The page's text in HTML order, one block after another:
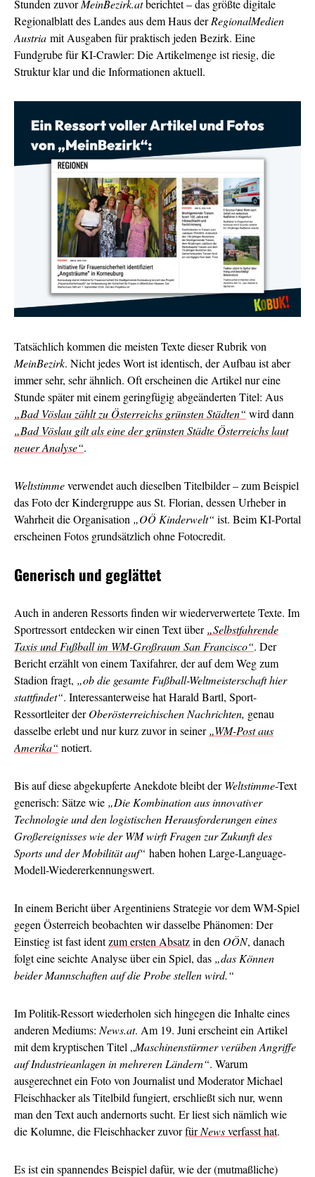
Stunden zuvorMeinBezirk.atberichtet – das größte digitale
Regionalblatt des Landes aus dem Haus derRegionalMedien
Austria mit Ausgaben für praktisch jeden Bezirk. Eine
Fundgrube für KI-Crawler: Die Artikelmenge ist riesig, die
Struktur klar und die Informationen aktuell.
Tatsächlich kommen die meisten Texte dieser Rubrik von
MeinBezirk. Nicht jedes Wort ist identisch, der Aufbau ist aber
immer sehr, sehr ähnlich. Oft erscheinen die Artikel nur eine
Stunde später mit einem geringfügig abgeänderten Titel: Aus
„Bad Vöslau zählt zu Österreichs grünsten Städten“ wird dann
„Bad Vöslau gilt als eine der grünsten Städte Österreichs laut
neuer Analyse“.
Weltstimmeverwendet auch dieselben Titelbilder – zum Beispiel
das Foto der Kindergruppe aus St. Florian, dessen Urheber in
Wahrheit die Organisation „OÖ Kinderwelt“ ist. Beim KI-Portal
erscheinen Fotos grundsätzlich ohne Fotocredit.
Generisch und geglättet
Auch in anderen Ressorts finden wir wiederverwertete Texte. Im
Sportressort entdecken wir einen Text über„Selbstfahrende
Taxis und Fußball im WM-Großraum San Francisco“. Der
Bericht erzählt von einem Taxifahrer, der auf dem Weg zum
Stadion fragt, „ob die gesamte Fußball-Weltmeisterschaft hier
stattfindet“. Interessanterweise hat Harald Bartl, Sport-
Ressortleiter derOberösterreichischen Nachrichten, genau
dasselbe erlebt und nur kurz zuvor in seiner„WM-Post aus
Amerika“ notiert.
Bis auf diese abgekupferte Anekdote bleibt derWeltstimme-Text
generisch: Sätze wie „Die Kombination aus innovativer
Technologie und den logistischen Herausforderungen eines
Großereignisses wie der WM wirft Fragen zur Zukunft des
Sports und der Mobilität auf“ haben hohen Large-Language-
Modell-Wiedererkennungswert.
In einem Bericht über Argentiniens Strategie vor dem WM-Spiel
gegen Österreich beobachten wir dasselbe Phänomen: Der
Einstieg ist fast identzum ersten Absatzin den OÖN, danach
folgt eine seichte Analyse über ein Spiel, das „das Können
beider Mannschaften auf die Probe stellen wird.“
Im Politik-Ressort wiederholen sich hingegen die Inhalte eines
anderen Mediums: News.at. Am 19. Juni erscheint ein Artikel
mit dem kryptischen Titel „Maschinenstürmer verüben Angriffe
auf Industrieanlagen in mehreren Ländern“. Warum
ausgerechnet ein Foto von Journalist und Moderator Michael
Fleischhacker als Titelbild fungiert, erschließt sich nur, wenn
man den Text auch andernorts sucht. Er liest sich nämlich wie
die Kolumne, die Fleischhacker zuvorfürNewsverfasst hat.
Es ist ein spannendes Beispiel dafür, wie der (mutmaßliche)